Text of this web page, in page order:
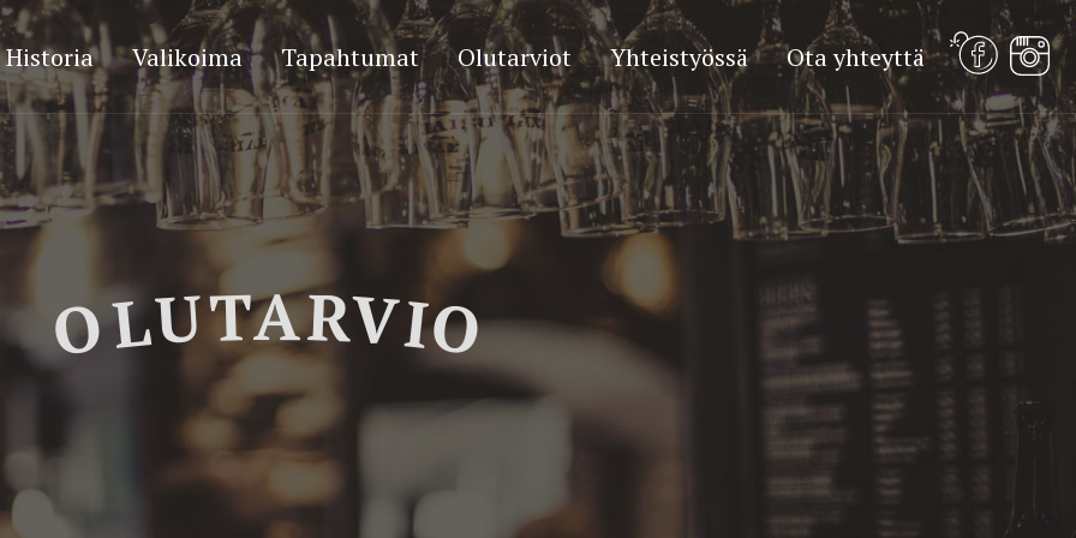
Historia Valikoima Tapahtumat Olutarviot Yhteistyössä Ota yhteyttä
OLUTARVIO